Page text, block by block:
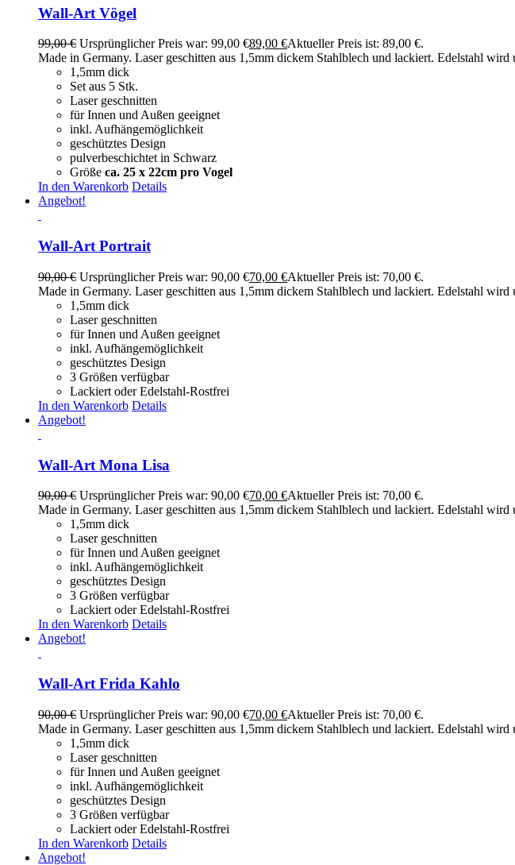
Wall-Art Vögel
99,00€ Ursprünglicher Preis war: 99,00 €89,00 €Aktueller Preis ist: 89,00 €.
Made in Germany. Laser geschitten aus 1,5mm dickem Stahlblech und lackiert. Edelstahl
1,5mm dick
Set aus 5 Stk.
Laser geschnitten
für Innen und Außen geeignet
inkl. Aufhängemöglichkeit
geschütztes Design
pulverbeschichtet in Schwarz
Größe ca. 25 x 22cm pro Vogel
In den Warenkorb Details
Angebot!
Wall-Art Portrait
90,00€ Ursprünglicher Preis war: 90,00 €70,00 €Aktueller Preis ist: 70,00 €.
Made in Germany. Laser geschitten aus 1,5mm dickem Stahlblech und lackiert. Edelstahl
1,5mm dick
Laser geschnitten
für Innen und Außen geeignet
inkl. Aufhängemöglichkeit
geschütztes Design
3 Größen verfügbar
Lackiert oder Edelstahl-Rostfrei
In den Warenkorb Details
Angebot!
Wall-Art Mona Lisa
90,00€ Ursprünglicher Preis war: 90,00 €70,00 €Aktueller Preis ist: 70,00 €.
Made in Germany. Laser geschitten aus 1,5mm dickem Stahlblech und lackiert. Edelstahl
1,5mm dick
Laser geschnitten
für Innen und Außen geeignet
inkl. Aufhängemöglichkeit
geschütztes Design
3 Größen verfügbar
Lackiert oder Edelstahl-Rostfrei
In den Warenkorb Details
Angebot!
Wall-Art Frida Kahlo
90,00€ Ursprünglicher Preis war: 90,00 €70,00 €Aktueller Preis ist: 70,00 €.
Made in Germany. Laser geschitten aus 1,5mm dickem Stahlblech und lackiert. Edelstahl
1,5mm dick
Laser geschnitten
für Innen und Außen geeignet
inkl. Aufhängemöglichkeit
geschütztes Design
3 Größen verfügbar
Lackiert oder Edelstahl-Rostfrei
In den Warenkorb Details
Angebot!